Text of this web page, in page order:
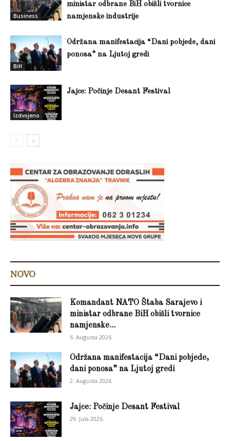
Business
ministar odbrane BiH obišli tvornice
namjenske industrije
BiH
Održana manifestacija “Dani pobjede, dani
ponosa” na Ljutoj gredi
Izdvojeno
Jajce: Počinje Desant Festival
NOVO
Komandant NATO Štaba Sarajevo i
ministar odbrane BiH obišli tvornice
namjenske...
6. Augusta 2026.
Održana manifestacija “Dani pobjede,
dani ponosa” na Ljutoj gredi
2. Augusta 2026.
Jajce: Počinje Desant Festival
29. Jula 2026.